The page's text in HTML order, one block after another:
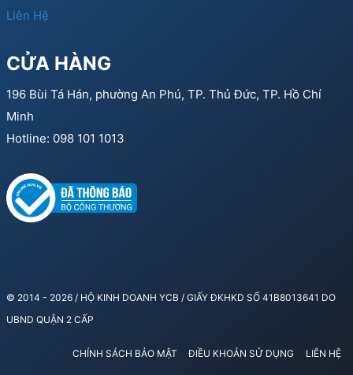
Liên Hệ
CỬA HÀNG
196 Bùi Tá Hán, phường An Phú, TP. Thủ Đức, TP. Hồ Chí
Minh
Hotline: 098 101 1013
© 2014 - 2026 / HỘ KINH DOANH YCB / GIẤY ĐKHKD SỐ 41B8013641 DO
UBND QUẬN 2 CẤP
CHÍNH SÁCH BẢO MẬT ĐIỀU KHOẢN SỬ DỤNG LIÊN HỆ